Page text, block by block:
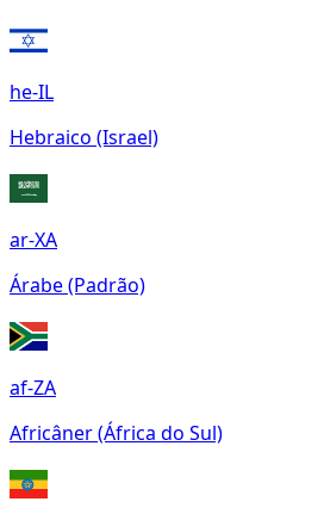
he-IL
Hebraico (Israel)
ar-XA
Árabe (Padrão)
af-ZA
Africâner (África do Sul)